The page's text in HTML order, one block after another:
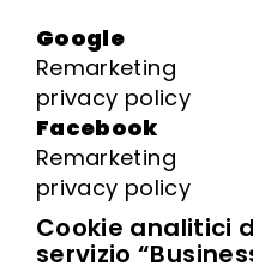
Google
Remarketing
privacy policy
Facebook
Remarketing
privacy policy
Cookie analitici
servizio